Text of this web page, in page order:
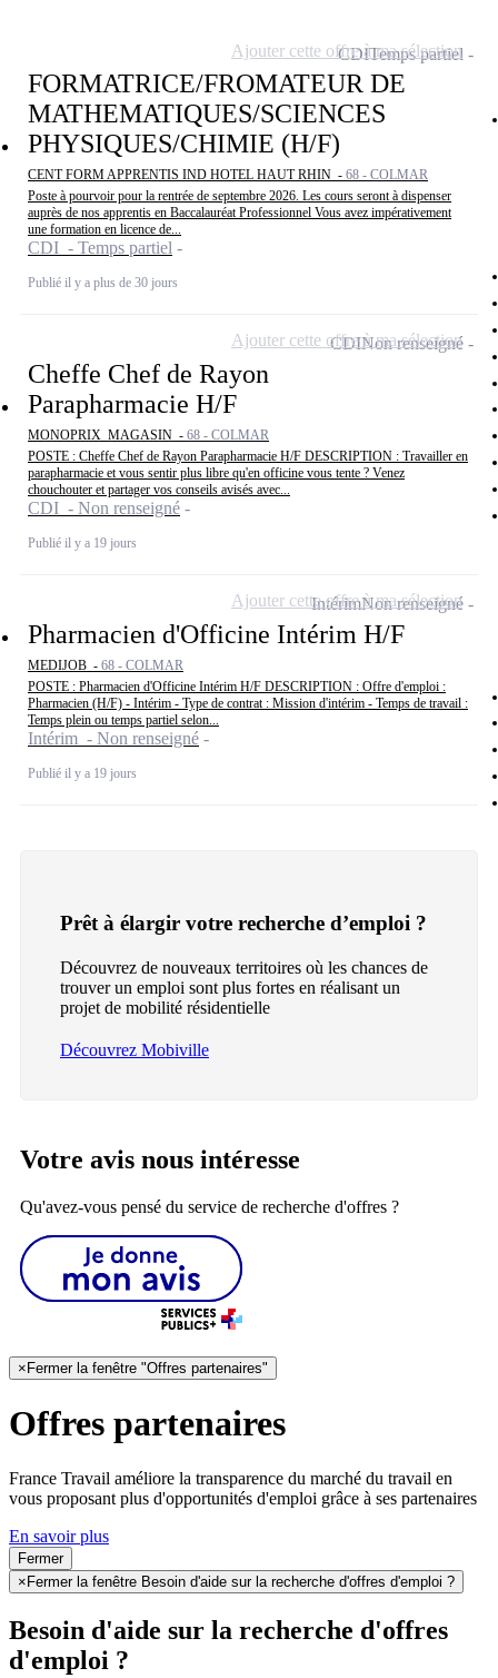
FORMATRICE/FROMATEUR DE
MATHEMATIQUES/SCIENCES
PHYSIQUES/CHIMIE (H/F)
CENT FORM APPRENTIS IND HOTEL HAUT RHIN - 68 - COLMAR
Poste à pourvoir pour la rentrée de septembre 2026. Les cours seront à dispenser
auprès de nos apprentis en Baccalauréat Professionnel Vous avez impérativement
une formation en licence de...
CDI - Temps partiel
Publié il y a plus de 30 jours
CDITemps partiel
Ajouter cette offre à ma sélection
Cheffe Chef de Rayon
Parapharmacie H/F
MONOPRIX_MAGASIN - 68 - COLMAR
POSTE : Cheffe Chef de Rayon Parapharmacie H/F DESCRIPTION : Travailler en
parapharmacie et vous sentir plus libre qu'en officine vous tente ? Venez
chouchouter et partager vos conseils avisés avec...
CDI - Non renseigné
Publié il y a 19 jours
CDINon renseigné
Ajouter cette offre à ma sélection
Pharmacien d'Officine Intérim H/F
MEDIJOB - 68 - COLMAR
POSTE : Pharmacien d'Officine Intérim H/F DESCRIPTION : Offre d'emploi :
Pharmacien (H/F) - Intérim - Type de contrat : Mission d'intérim - Temps de travail :
Temps plein ou temps partiel selon...
Intérim - Non renseigné
Publié il y a 19 jours
IntérimNon renseigné
Ajouter cette offre à ma sélection
Prêt à élargir votre recherche d’emploi ?
Découvrez de nouveaux territoires où les chances de
trouver un emploi sont plus fortes en réalisant un
projet de mobilité résidentielle
Découvrez Mobiville
Votre avis nous intéresse
Qu'avez-vous pensé du service de recherche d'offres ?
× Fermer la fenêtre "Offres partenaires"
Offres partenaires
France Travail améliore la transparence du marché du travail en
vous proposant plus d'opportunités d'emploi grâce à ses partenaires
En savoir plus
Fermer
×Fermer la fenêtre Besoin d'aide sur la recherche d'offres d'emploi ?
Besoin d'aide sur la recherche d'offres
d'emploi ?